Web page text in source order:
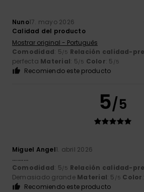
Nuno17. mayo 2026
Calidad del producto
Mostrar original - Português
Comodidad: 5/5 Relación calidad-
perfecta Material: 5/5 Color: 5 /5
Recomiendo este producto
5/5
Miguel Angel1. abril 2026
..........
Comodidad: 5/5 Relación calidad-
Demasiado grande Material: 5 /5 Color
Recomiendo este producto